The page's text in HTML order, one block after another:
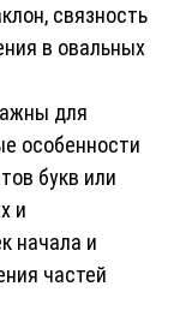
связность
в овальных
для
особенности
букв или
и
начала и
частей